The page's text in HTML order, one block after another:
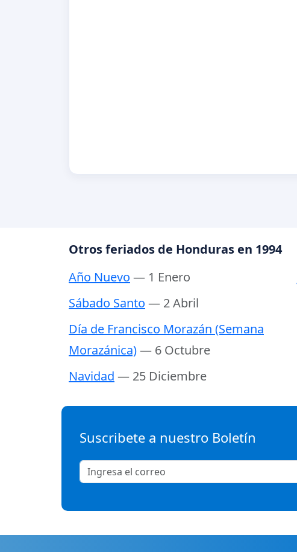
Otros feriados de Honduras en 1994
Año Nuevo — 1 Enero
Sábado Santo — 2 Abril
Día de Francisco Morazán (Semana
Morazánica)— 6 Octubre
Navidad — 25 Diciembre
Suscribete a nuestro Boletín